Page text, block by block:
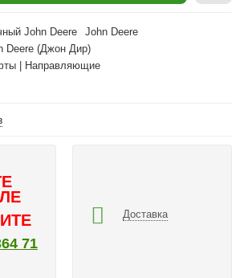
John Deere
John Deere
Deere (Джон Дир)
| Направляющие
71
Доставка